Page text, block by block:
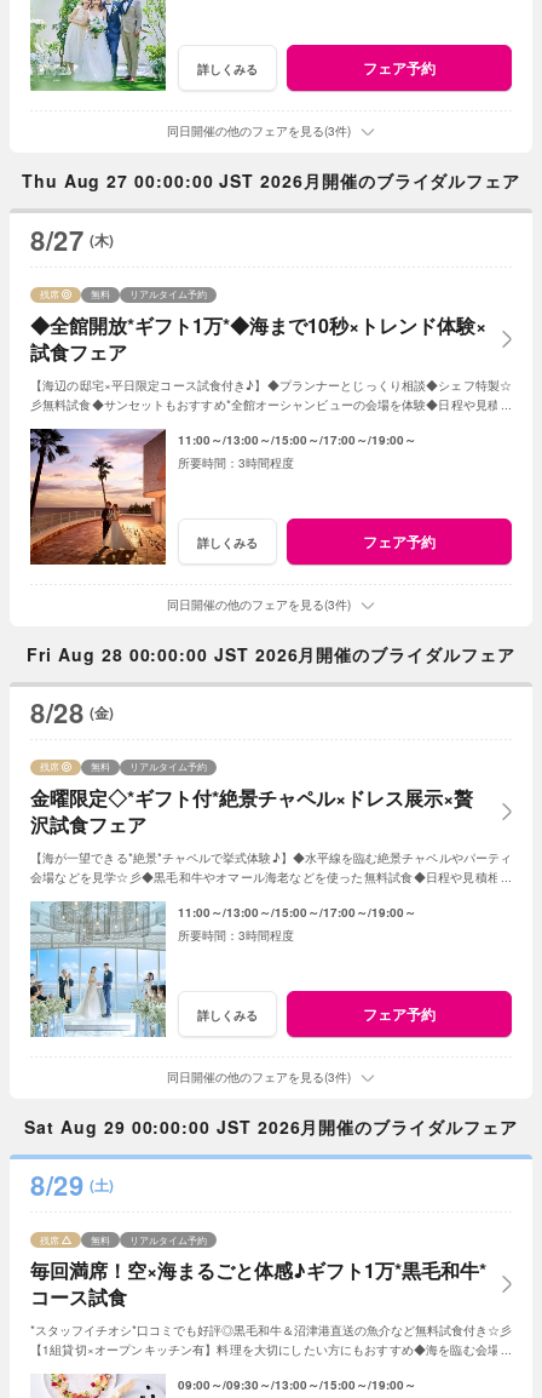
詳しくみる フェア予約
同日開催の他のフェアを見る(3件)
Thu Aug 27 00:00:00 JST 2026月開催のブライダルフェア
8/27 (木)
◆全館開放*ギフト1万*◆海まで10秒×トレンド体験×
試食フェア
残席 無料 リアルタイム予約
【海辺の邸宅×平日限定コース試食付き♪】◆プランナーとじっくり相談◆シェフ特製☆
彡無料試食◆サンセットもおすすめ*全館オーシャンビューの会場を体験◆日程や見積り
11:00～ 13:00～ 15:00～ 17:00～ 19:00～
3時間程度
詳しくみる フェア予約
同日開催の他のフェアを見る(3件)
Fri Aug 28 00:00:00 JST 2026月開催のブライダルフェア
8/28 (金)
金曜限定◇*ギフト付*絶景チャペル×ドレス展示×贅
沢試食フェア
残席 無料 リアルタイム予約
【海が一望できる*絶景*チャペルで挙式体験♪】◆水平線を臨む絶景チャペルやパーティ
会場などを見学☆彡◆黒毛和牛やオマール海老などを使った無料試食◆日程や見積相談
11:00～ 13:00～ 15:00～ 17:00～ 19:00～
3時間程度
詳しくみる フェア予約
同日開催の他のフェアを見る(3件)
Sat Aug 29 00:00:00 JST 2026月開催のブライダルフェア
8/29 (土)
毎回満席！空×海まるごと体感♪ギフト1万*黒毛和牛*
コース試食
残席 無料 リアルタイム予約
*スタッフイチオシ*口コミでも好評◎黒毛和牛＆沼津港直送の魚介など無料試食付き☆彡
【1組貸切×オープンキッチン有】料理を大切にしたい方にもおすすめ◆海を臨む会場の
09:00～ 09:30～ 13:00～ 15:00～ 19:00～